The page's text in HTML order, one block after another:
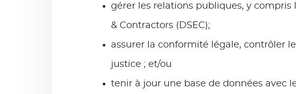
gérer les relations publiques, y
& Contractors (DSEC);
assurer la conformité légale, contrôler
justice ; et/ou
tenir à jour une base de données avec